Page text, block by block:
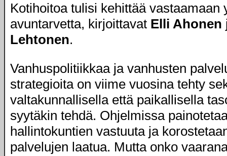
Kotihoitoa tulisi kehittää vastaamaan
avuntarvetta, kirjoittavat Elli Ahonen
Lehtonen.
Vanhuspolitiikkaa ja vanhusten
strategioita on viime vuosina tehty
valtakunnallisella että paikallisella
syytäkin tehdä. Ohjelmissa
hallintokuntien vastuuta ja
palvelujen laatua. Mutta onko